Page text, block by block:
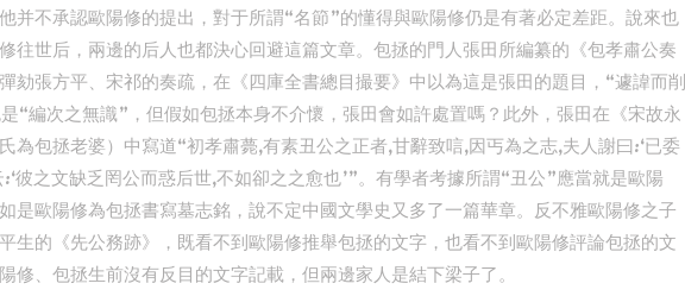
并不承認歐陽修的提出，對于所謂“名節”的懂得與歐陽修仍是有著必定差距。說來也
往世后，兩邊的后人也都決心回避這篇文章。包拯的門人張田所編纂的《包孝肅公奏
劾張方平、宋祁的奏疏，在《四庫全書總目撮要》中以為這是張田的題目，“遽諱而削
“編次之無識”，但假如包拯本身不介懷，張田會如許處置嗎？此外，張田在《宋故永
為包拯老婆）中寫道“初孝肅薨,有素丑公之正者,甘辭致唁,因丐為之志,夫人謝曰:‘已委
彼之文缺乏罔公而惑后世,不如卻之之愈也’”。有學者考據所謂“丑公”應當就是歐陽
是歐陽修為包拯書寫墓志銘，說不定中國文學史又多了一篇華章。反不雅歐陽修之子
生的《先公務跡》，既看不到歐陽修推舉包拯的文字，也看不到歐陽修評論包拯的文
修、包拯生前沒有反目的文字記載，但兩邊家人是結下梁子了。